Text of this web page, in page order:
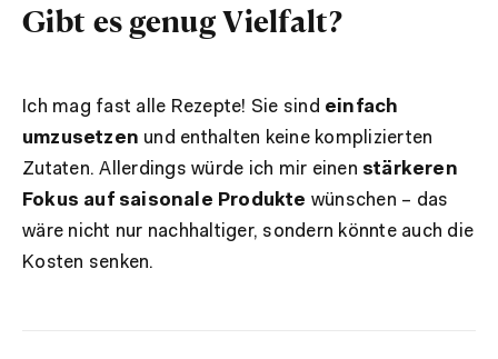
Gibt es genug Vielfalt?
Ich mag fast alle Rezepte! Sie sind einfach
umzusetzen und enthalten keine komplizierten
Zutaten. Allerdings würde ich mir einen stärkeren
Fokus auf saisonale Produkte wünschen – das
wäre nicht nur nachhaltiger, sondern könnte auch die
Kosten senken.